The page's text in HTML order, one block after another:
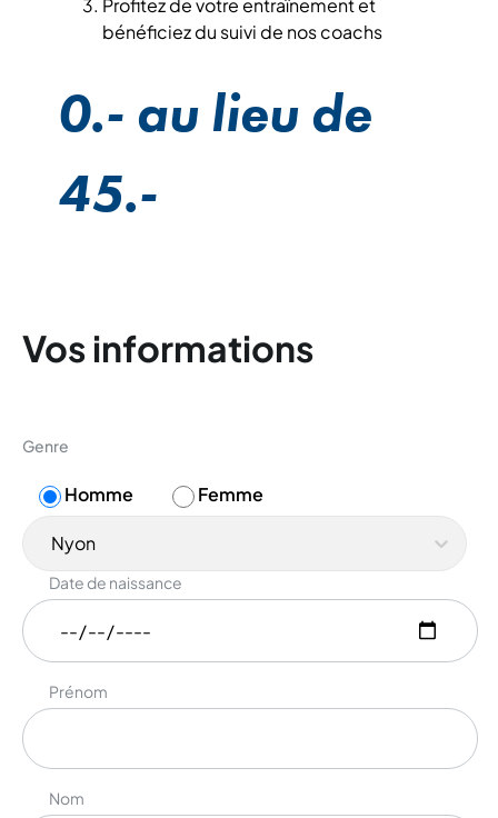
Profitez de votre entraînement et
bénéficiez du suivi de nos coachs
0.- au lieu de
45.-
Vos informations
Genre
Homme Femme
Nyon
Date de naissance
Prénom
Nom